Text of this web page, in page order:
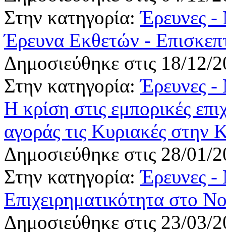
Στην κατηγορία:Έρευνες -
Έρευνα Εκθετών -
Δημοσιεύθηκε στις 18/12/
Στην κατηγορία:Έρευνες -
Η κρίση στις εμπορικές
αγοράς τις Κυριακές στην
Δημοσιεύθηκε στις 28/01/
Στην κατηγορία:Έρευνες -
Επιχειρηματικότητα στο
Δημοσιεύθηκε στις 23/03/